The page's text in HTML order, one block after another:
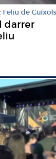
Feliu de Guíxols
darrer